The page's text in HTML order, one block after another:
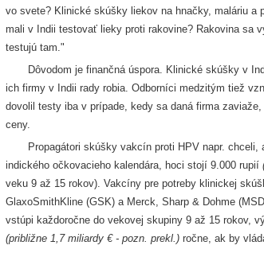
vo svete? Klinické skúšky liekov na hnačky, maláriu a
mali v Indii testovať lieky proti rakovine? Rakovina sa
testujú tam."
Dôvodom je finančná úspora. Klinické skúšky v
ich firmy v Indii rady robia. Odborníci medzitým tiež
dovolil testy iba v prípade, kedy sa daná firma
ceny.
Propagátori skúšky vakcín proti HPV napr. chceli,
indického očkovacieho kalendára, hoci stojí 9.000 rupií
veku 9 až 15 rokov). Vakcíny pre potreby klinickej
GlaxoSmithKline (GSK) a Merck, Sharp & Dohme
vstúpi každoročne do vekovej skupiny 9 až 15 rokov,
(približne 1,7 miliardy € - pozn. prekl.) ročne, ak by